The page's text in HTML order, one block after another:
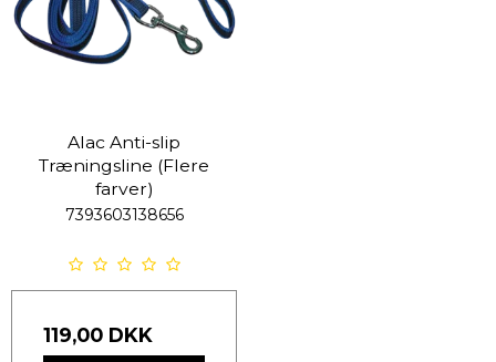
Alac Anti-slip
Træningsline (Flere
farver)
7393603138656
119,00 DKK